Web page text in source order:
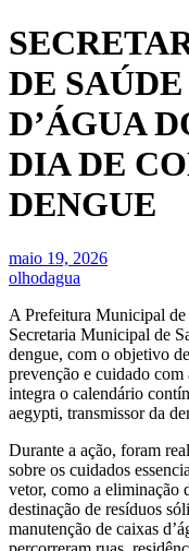
DE
D’ÁGUA
DIA DE
DENGUE
maio 19, 2026
olhodagua
A Prefeitura Municipal
Secretaria Municipal de
dengue, com o objetivo
prevenção e cuidado
integra o calendário
aegypti, transmissor da
Durante a ação, foram
sobre os cuidados
vetor, como a eliminação
destinação de resíduos
manutenção de caixas